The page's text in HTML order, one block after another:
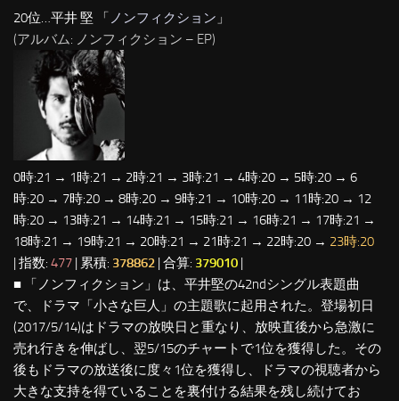
20位…平井 堅 「 ノンフィクション 」
(アルバム: ノンフィクション – EP)
0時:21 → 1時:21 → 2時:21 → 3時:21 → 4時:20 → 5時:20 → 6
時:20 → 7時:20 → 8時:20 → 9時:21 → 10時:20 → 11時:20 → 12
時:20 → 13時:21 → 14時:21 → 15時:21 → 16時:21 → 17時:21 →
18時:21 → 19時:21 → 20時:21 → 21時:21 → 22時:20 → 23時:20
| 指数: 477 | 累積: 378862 | 合算: 379010
■ 「ノンフィクション」は、平井堅の42ndシングル表題曲
で、ドラマ「小さな巨人」の主題歌に起用された。登場初日
(2017/5/14)はドラマの放映日と重なり、放映直後から急激に
売れ行きを伸ばし、翌5/15のチャートで1位を獲得した。その
後もドラマの放送後に度々1位を獲得し、ドラマの視聴者から
大きな支持を得ていることを裏付ける結果を残し続けてお